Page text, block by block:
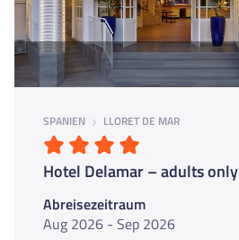
SPANIEN LLORET DE MAR
Hotel Delamar – adults only
Abreisezeitraum
Aug 2026 - Sep 2026